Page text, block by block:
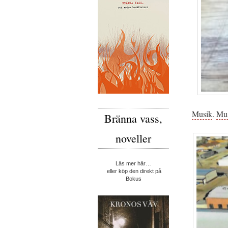
Musik.
Bränna vass,
noveller
Läs mer här…
eller köp den direkt på
Bokus